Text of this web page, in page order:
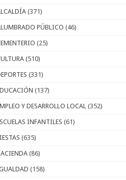
(371)
PÚBLICO (46)
(25)
(510)
(331)
(137)
Y DESARROLLO LOCAL (352)
INFANTILES (61)
(635)
(86)
(158)